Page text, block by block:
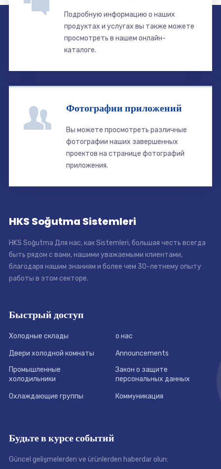
Подробную информацию о наших
продуктах и ​​услугах вы также можете
просмотреть в нашем онлайн-
каталоге.
Фотографии приложений
Вы можете просмотреть различные
фотографии наших завершенных
проектов на странице фотографий
приложения.
HKS Soğutma Sistemleri
HKS Soğutma Для нас, как Sistemleri, большая честь всегда
быть рядом с вами, нашими уважаемыми клиентами,
благодаря нашим знаниям и более чем 30-летнему опыту
работы в этом секторе.
Быстрый доступ
Холодные склады о нас
Двери холодной комнаты
Announcements
Промышленные
холодильники
Закон о защите
персональных данных
Охлаждающие группы Коммуникация
Будьте в курсе событий
Güncel gelişmelerden ve ürünlerden haberdar olun: